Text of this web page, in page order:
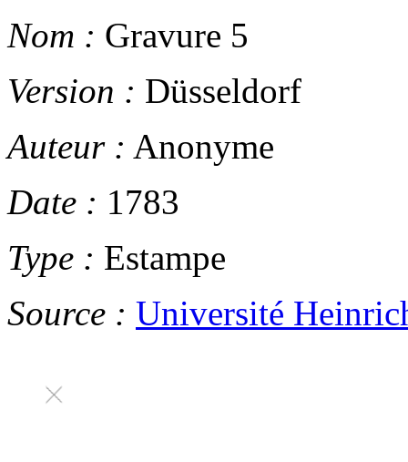
Nom : Gravure 5
Version : Düsseldorf
Auteur : Anonyme
Date : 1783
Type : Estampe
Source : Université